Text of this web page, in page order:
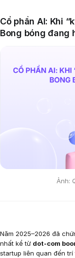
Cổ phần AI: Khi
Bong bóng đang
Ảnh:
Năm 2025–2026 đã
nhất kể từ dot-com
startup liên quan đến